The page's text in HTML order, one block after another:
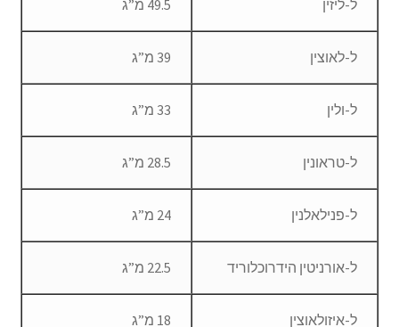
ל-ליזין 49.5 מ”ג
ל-לאוצין 39 מ”ג
ל-ולין 33 מ”ג
ל-טראונין 28.5 מ”ג
ל-פנילאלנין 24 מ”ג
ל-אורניטין הידרוכלוריד 22.5 מ”ג
ל-איזולאוצין 18 מ”ג